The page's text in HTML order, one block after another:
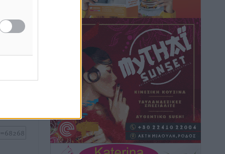
το
Εθνικός Αρχίπολης: Μεγάλο βήμα
προόδου η ίδρυση Ακαδημίας
πριν 49 λεπτά
Ιππότες: Με το βλέμμα στραμμένο στο
πριν 51 λεπτά
ΠΑΜΕ ΣΤΟΙΧΗΜΑ: Περισσότερα από 95
εκατομμύρια ευρώ σε κέρδη μοίρασε
τον Ιούλιο